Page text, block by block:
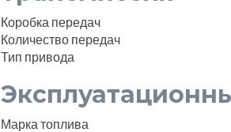
Коробка передач
Количество передач
Тип привода
Марка топлива